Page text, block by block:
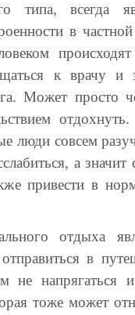
типа, всегда
в
к врачу и
Может просто
люди совсем
а значит
привести в
отдыха
в
не напрягаться и
тоже может